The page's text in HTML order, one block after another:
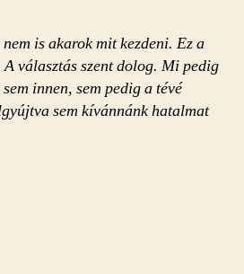
is akarok mit kezdeni. Ez a
választás szent dolog. Mi pedig
innen, sem pedig a tévé
sem kívánnánk hatalmat